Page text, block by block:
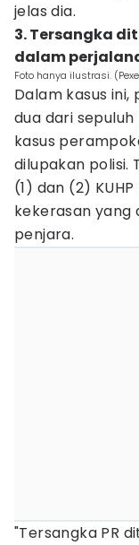
jelas dia.
3. Tersangka
dalam
Foto hanya ilustrasi.
Dalam kasus
dua dari
kasus
dilupakan polisi.
(1) dan (2)
kekerasan yang
penjara.
"Tersangka PR